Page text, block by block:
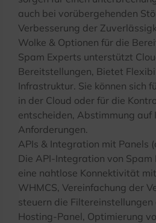
auch bei vorübergehenden
Verbesserung der
Wolke & Optionen für die
Spam Experts unterstützt
Bereitstellungen, Bietet
Infrastruktur. Sie können sich
in der Cloud oder für die
entscheiden, Abstimmung auf
Anforderungen.
APIs & Integration mit Panels
Die API-Integration von
eine nahtlose Konnektivität
WHMCS, Vereinfachung der
steuern die
Hosting-Panel, Optimierung